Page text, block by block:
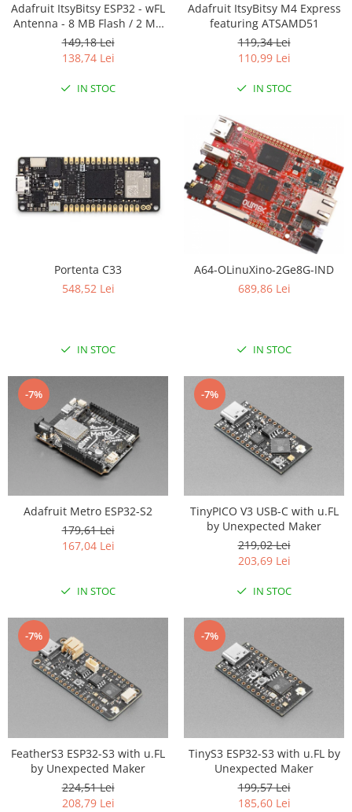
RS-232
Telecomenzi
Motor 25D
Motor 37D
Motoreductor plastic
Rulmenti
Sasiu
Servomotoare
Micro:bit
Python
Teensy
Thing
PIR
Video
Vreme
Adafruit ItsyBitsy ESP32 - wFL
Antenna - 8 MB Flash / 2 MB
PSRAM
149,18 Lei
138,74 Lei
IN STOC
Adafruit ItsyBitsy M4 Express
featuring ATSAMD51
119,34 Lei
110,99 Lei
IN STOC
Portenta C33
548,52 Lei
IN STOC
A64-OLinuXino-2Ge8G-IND
689,86 Lei
IN STOC
-7%
Adafruit Metro ESP32-S2
179,61 Lei
167,04 Lei
IN STOC
-7%
TinyPICO V3 USB-C with u.FL
by Unexpected Maker
219,02 Lei
203,69 Lei
IN STOC
-7%
FeatherS3 ESP32-S3 with u.FL
by Unexpected Maker
224,51 Lei
208,79 Lei
-7%
TinyS3 ESP32-S3 with u.FL by
Unexpected Maker
199,57 Lei
185,60 Lei